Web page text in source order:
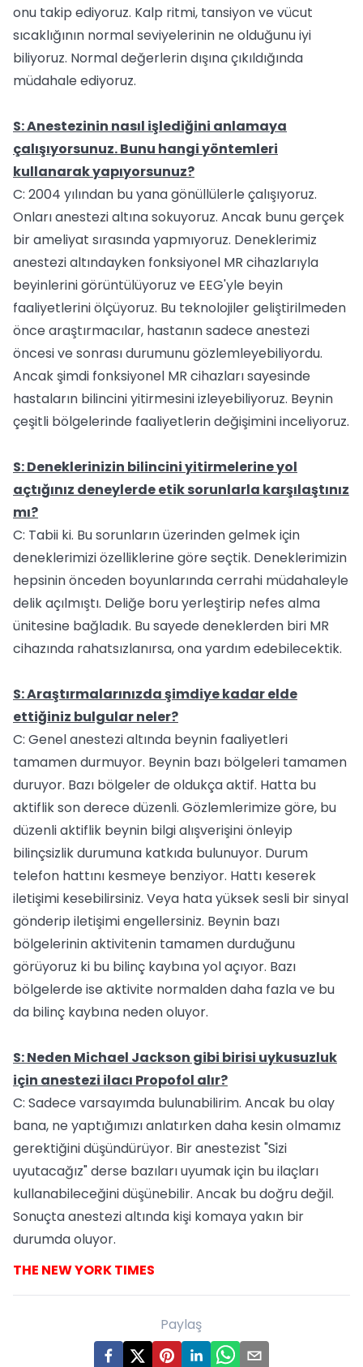
onu takip ediyoruz. Kalp ritmi, tansiyon ve vücut
sıcaklığının normal seviyelerinin ne olduğunu iyi
biliyoruz. Normal değerlerin dışına çıkıldığında
müdahale ediyoruz.
S: Anestezinin nasıl işlediğini anlamaya
çalışıyorsunuz. Bunu hangi yöntemleri
kullanarak yapıyorsunuz?
C: 2004 yılından bu yana gönüllülerle çalışıyoruz.
Onları anestezi altına sokuyoruz. Ancak bunu gerçek
bir ameliyat sırasında yapmıyoruz. Deneklerimiz
anestezi altındayken fonksiyonel MR cihazlarıyla
beyinlerini görüntülüyoruz ve EEG'yle beyin
faaliyetlerini ölçüyoruz. Bu teknolojiler geliştirilmeden
önce araştırmacılar, hastanın sadece anestezi
öncesi ve sonrası durumunu gözlemleyebiliyordu.
Ancak şimdi fonksiyonel MR cihazları sayesinde
hastaların bilincini yitirmesini izleyebiliyoruz. Beynin
çeşitli bölgelerinde faaliyetlerin değişimini inceliyoruz.
S: Deneklerinizin bilincini yitirmelerine yol
açtığınız deneylerde etik sorunlarla karşılaştınız
mı?
C: Tabii ki. Bu sorunların üzerinden gelmek için
deneklerimizi özelliklerine göre seçtik. Deneklerimizin
hepsinin önceden boyunlarında cerrahi müdahaleyle
delik açılmıştı. Deliğe boru yerleştirip nefes alma
ünitesine bağladık. Bu sayede deneklerden biri MR
cihazında rahatsızlanırsa, ona yardım edebilecektik.
S: Araştırmalarınızda şimdiye kadar elde
ettiğiniz bulgular neler?
C: Genel anestezi altında beynin faaliyetleri
tamamen durmuyor. Beynin bazı bölgeleri tamamen
duruyor. Bazı bölgeler de oldukça aktif. Hatta bu
aktiflik son derece düzenli. Gözlemlerimize göre, bu
düzenli aktiflik beynin bilgi alışverişini önleyip
bilinçsizlik durumuna katkıda bulunuyor. Durum
telefon hattını kesmeye benziyor. Hattı keserek
iletişimi kesebilirsiniz. Veya hata yüksek sesli bir sinyal
gönderip iletişimi engellersiniz. Beynin bazı
bölgelerinin aktivitenin tamamen durduğunu
görüyoruz ki bu bilinç kaybına yol açıyor. Bazı
bölgelerde ise aktivite normalden daha fazla ve bu
da bilinç kaybına neden oluyor.
S: Neden Michael Jackson gibi birisi uykusuzluk
için anestezi ilacı Propofol alır?
C: Sadece varsayımda bulunabilirim. Ancak bu olay
bana, ne yaptığımızı anlatırken daha kesin olmamız
gerektiğini düşündürüyor. Bir anestezist "Sizi
uyutacağız" derse bazıları uyumak için bu ilaçları
kullanabileceğini düşünebilir. Ancak bu doğru değil.
Sonuçta anestezi altında kişi komaya yakın bir
durumda oluyor.
THE NEW YORK TIMES
Paylaş